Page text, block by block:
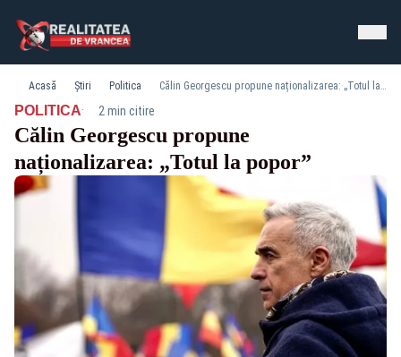
Acasă Știri Politica Călin Georgescu propune naționalizarea: „Totul la popor”
POLITICA· 2 min citire
Călin Georgescu propune
naționalizarea: „Totul la popor”